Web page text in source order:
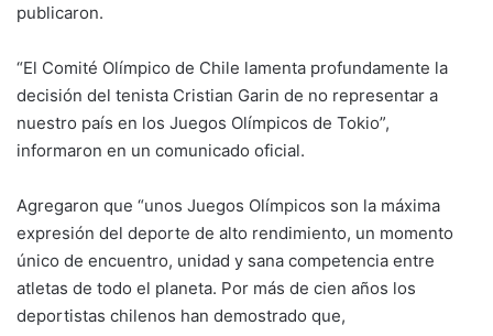
publicaron.
“El Comité Olímpico de Chile lamenta profundamente la
decisión del tenista Cristian Garin de no representar a
nuestro país en los Juegos Olímpicos de Tokio”,
informaron en un comunicado oficial.
Agregaron que “unos Juegos Olímpicos son la máxima
expresión del deporte de alto rendimiento, un momento
único de encuentro, unidad y sana competencia entre
atletas de todo el planeta. Por más de cien años los
deportistas chilenos han demostrado que,